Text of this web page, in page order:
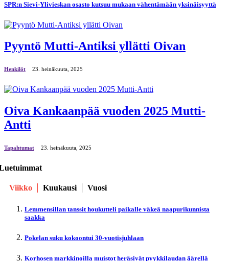
SPR:n Sievi-Ylivieskan osasto kutsuu mukaan vähentämään yksinäisyyttä
Pyyntö Mutti-Antiksi yllätti Oivan
Henkilöt 23. heinäkuuta, 2025
Oiva Kankaanpää vuoden 2025 Mutti-
Antti
Tapahtumat 23. heinäkuuta, 2025
Viikko Kuukausi Vuosi
Lemmensillan tanssit houkutteli paikalle väkeä naapurikunnista
saakka
Pokelan suku kokoontui 30-vuotisjuhlaan
Korhosen markkinoilla muistot heräsivät pyykkilaudan äärellä